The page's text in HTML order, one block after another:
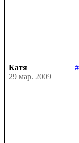
Катя
#
29 мар. 2009